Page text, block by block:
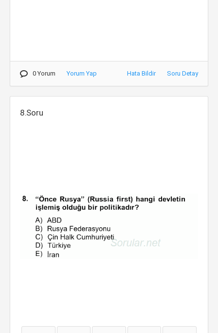
0 Yorum Yorum Yap Hata Bildir Soru Detay
8.Soru